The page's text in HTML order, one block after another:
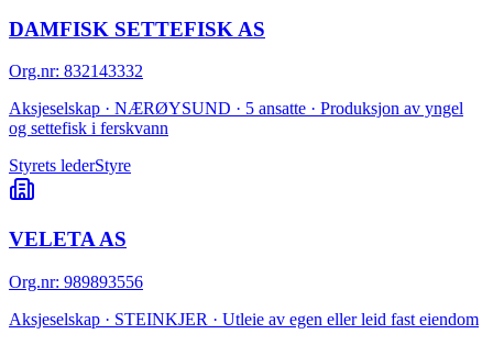
DAMFISK SETTEFISK AS
Org.nr: 832143332
Aksjeselskap · NÆRØYSUND · 5 ansatte · Produksjon av yngel
og settefisk i ferskvann
Styrets lederStyre
VELETA AS
Org.nr: 989893556
Aksjeselskap · STEINKJER · Utleie av egen eller leid fast eiendom